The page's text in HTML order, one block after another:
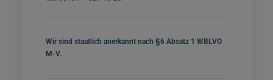
Wir sind staatlich anerkannt nach §6 Absatz 1 WBLVO
M-V.